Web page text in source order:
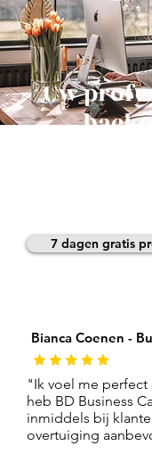
Uw
7 dagen gratis
Bianca Coenen -
"Ik voel me
heb BD Business
inmiddels bij
overtuiging